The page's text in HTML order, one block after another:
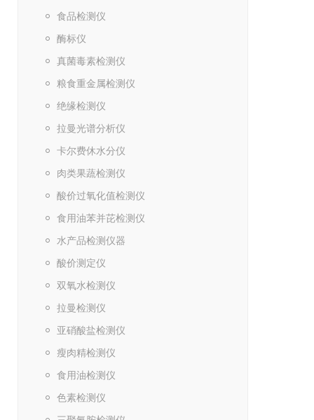
食品检测仪
酶标仪
真菌毒素检测仪
粮食重金属检测仪
绝缘检测仪
拉曼光谱分析仪
卡尔费休水分仪
肉类果蔬检测仪
酸价过氧化值检测仪
食用油苯并芘检测仪
水产品检测仪器
酸价测定仪
双氧水检测仪
拉曼检测仪
亚硝酸盐检测仪
瘦肉精检测仪
食用油检测仪
色素检测仪